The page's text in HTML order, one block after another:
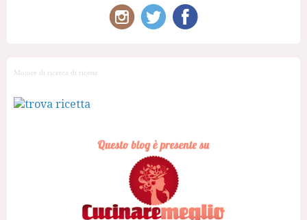
Motore di ricerca di ricette